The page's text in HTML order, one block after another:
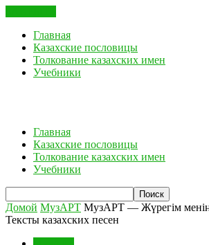
Главная
Казахские пословицы
Толкование казахских имен
Учебники
Главная
Казахские пословицы
Толкование казахских имен
Учебники
Домой МузАРТ МузАРТ — Жүрегім
Тексты казахских песен